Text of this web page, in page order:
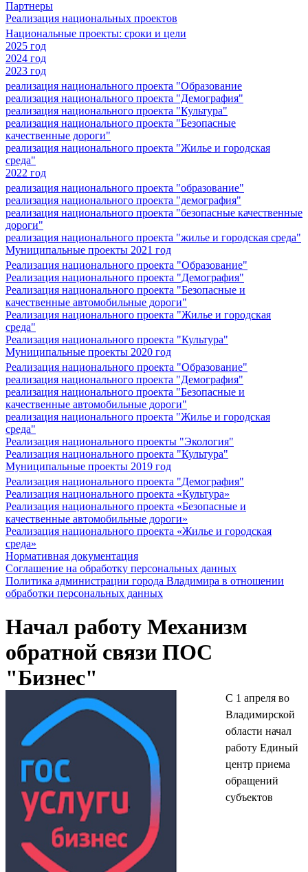
Партнеры
Реализация национальных проектов
Национальные проекты: сроки и цели
2025 год
2024 год
2023 год
реализация национального проекта "Образование
реализация национального проекта "Демография"
реализация национального проекта "Культура"
реализация национального проекта "Безопасные
качественные дороги"
реализация национального проекта "Жилье и городская
среда"
2022 год
реализация национального проекта "образование"
реализация национального проекта "демография"
реализация национального проекта "безопасные качественные
дороги"
реализация национального проекта "жилье и городская среда"
Муниципальные проекты 2021 год
Реализация национального проекта "Образование"
Реализация национального проекта "Демография"
Реализация национального проекта "Безопасные и
качественные автомобильные дороги"
Реализация национального проекта "Жилье и городская
среда"
Реализация национального проекта "Культура"
Муниципальные проекты 2020 год
Реализация национального проекта "Образование"
реализация национального проекта "Демография"
реализация национального проекта "Безопасные и
качественные автомобильные дороги"
реализация национального проекта "Жилье и городская
среда"
Реализация национального проекты "Экология"
Реализация национального проекта "Культура"
Муниципальные проекты 2019 год
Реализация национального проекта "Демография"
Реализация национального проекта «Культура»
Реализация национального проекта «Безопасные и
качественные автомобильные дороги»
Реализация национального проекта «Жилье и городская
среда»
Нормативная документация
Соглашение на обработку персональных данных
Политика администрации города Владимира в отношении
обработки персональных данных
Начал работу Механизм
обратной связи ПОС
"Бизнес"
С 1 апреля во
Владимирской
области начал
работу Единый
центр приема
обращений
субъектов